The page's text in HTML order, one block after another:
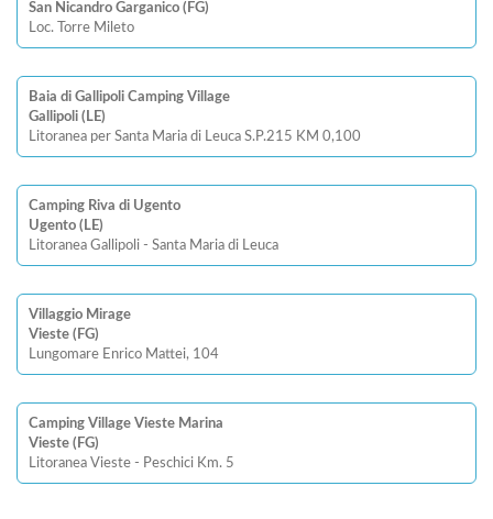
San Nicandro Garganico (FG)
Loc. Torre Mileto
Baia di Gallipoli Camping Village
Gallipoli (LE)
Litoranea per Santa Maria di Leuca S.P.215 KM 0,100
Camping Riva di Ugento
Ugento (LE)
Litoranea Gallipoli - Santa Maria di Leuca
Villaggio Mirage
Vieste (FG)
Lungomare Enrico Mattei, 104
Camping Village Vieste Marina
Vieste (FG)
Litoranea Vieste - Peschici Km. 5